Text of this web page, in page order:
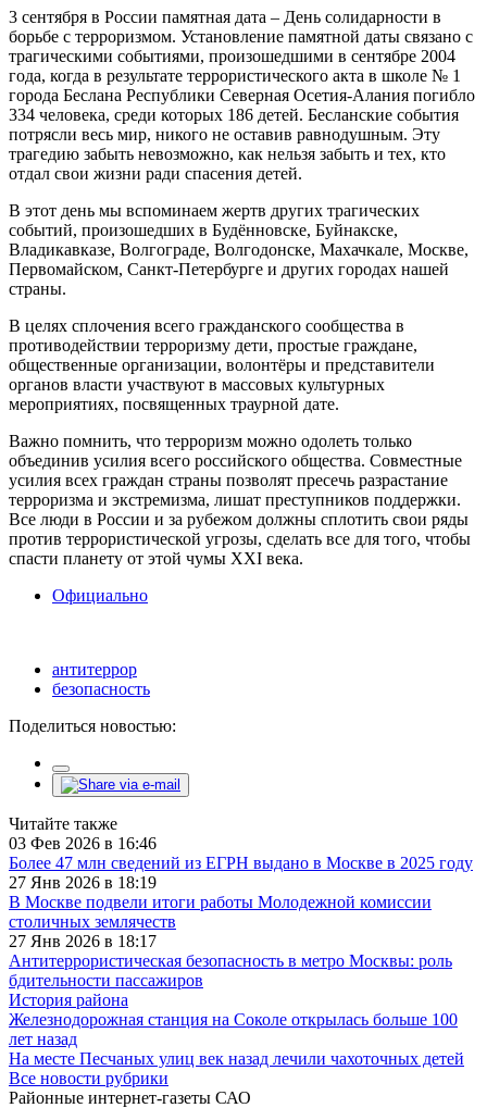
3 сентября в России памятная дата – День солидарности в
борьбе с терроризмом. Установление памятной даты связано с
трагическими событиями, произошедшими в сентябре 2004
года, когда в результате террористического акта в школе № 1
города Беслана Республики Северная Осетия-Алания погибло
334 человека, среди которых 186 детей. Бесланские события
потрясли весь мир, никого не оставив равнодушным. Эту
трагедию забыть невозможно, как нельзя забыть и тех, кто
отдал свои жизни ради спасения детей.
В этот день мы вспоминаем жертв других трагических
событий, произошедших в Будённовске, Буйнакске,
Владикавказе, Волгограде, Волгодонске, Махачкале, Москве,
Первомайском, Санкт-Петербурге и других городах нашей
страны.
В целях сплочения всего гражданского сообщества в
противодействии терроризму дети, простые граждане,
общественные организации, волонтёры и представители
органов власти участвуют в массовых культурных
мероприятиях, посвященных траурной дате.
Важно помнить, что терроризм можно одолеть только
объединив усилия всего российского общества. Совместные
усилия всех граждан страны позволят пресечь разрастание
терроризма и экстремизма, лишат преступников поддержки.
Все люди в России и за рубежом должны сплотить свои ряды
против террористической угрозы, сделать все для того, чтобы
спасти планету от этой чумы XXI века.
Официально
антитеррор
безопасность
Поделиться новостью:
Читайте также
03 Фев 2026 в 16:46
Более 47 млн сведений из ЕГРН выдано в Москве в 2025 году
27 Янв 2026 в 18:19
В Москве подвели итоги работы Молодежной комиссии
столичных землячеств
27 Янв 2026 в 18:17
Антитеррористическая безопасность в метро Москвы: роль
бдительности пассажиров
История района
Железнодорожная станция на Соколе открылась больше 100
лет назад
На месте Песчаных улиц век назад лечили чахоточных детей
Все новости рубрики
Районные интернет-газеты САО